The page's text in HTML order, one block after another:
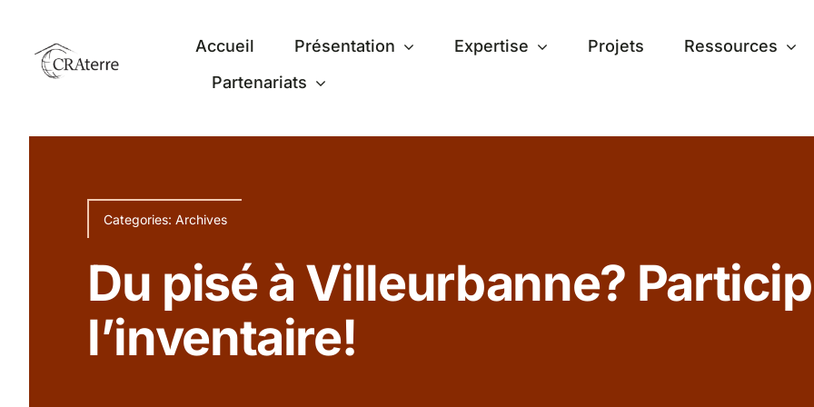
contenu
Accueil Présentation Expertise Projets
Ressources
Partenariats
Categories: Archives
Du pisé à Villeurbanne?
l’inventaire!